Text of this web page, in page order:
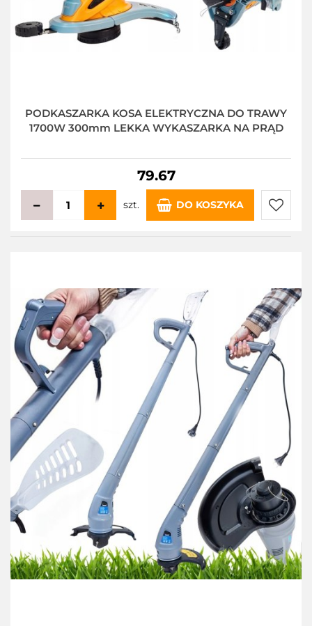
PODKASZARKA KOSA ELEKTRYCZNA DO TRAWY
1700W 300mm LEKKA WYKASZARKA NA PRĄD
79.67
szt. DO KOSZYKA
Do